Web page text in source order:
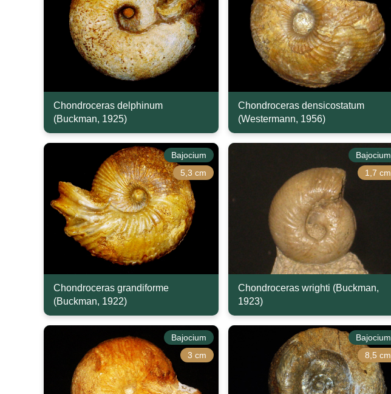
Chondroceras delphinum
(Buckman, 1925)
Chondroceras densicostatum
(Westermann, 1956)
Bajocium
5,3 cm
Chondroceras grandiforme
(Buckman, 1922)
Bajocium
1,7 cm
Chondroceras wrighti (Buckman,
1923)
Bajocium
3 cm
Bajocium
8,5 cm